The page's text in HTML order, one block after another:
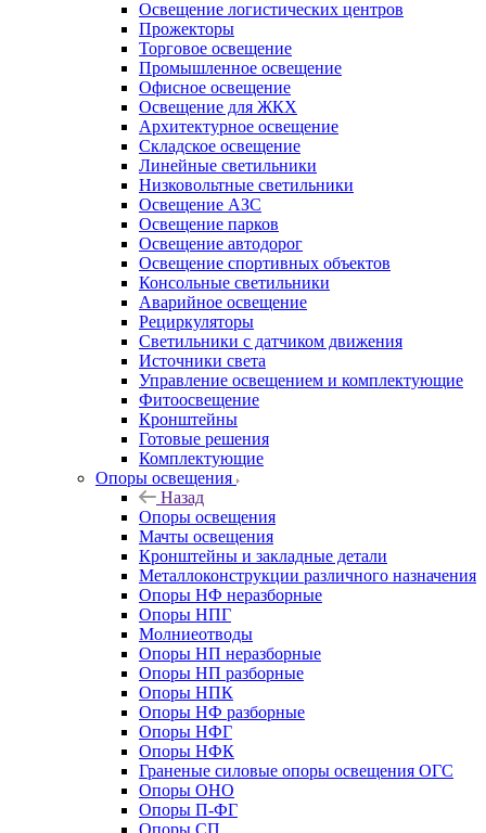
Освещение логистических центров
Прожекторы
Торговое освещение
Промышленное освещение
Офисное освещение
Освещение для ЖКХ
Архитектурное освещение
Складское освещение
Линейные светильники
Низковольтные светильники
Освещение АЗС
Освещение парков
Освещение автодорог
Освещение спортивных объектов
Консольные светильники
Аварийное освещение
Рециркуляторы
Светильники с датчиком движения
Источники света
Управление освещением и комплектующие
Фитоосвещение
Кронштейны
Готовые решения
Комплектующие
Опоры освещения
Назад
Опоры освещения
Мачты освещения
Кронштейны и закладные детали
Металлоконструкции различного назначения
Опоры НФ неразборные
Опоры НПГ
Молниеотводы
Опоры НП неразборные
Опоры НП разборные
Опоры НПК
Опоры НФ разборные
Опоры НФГ
Опоры НФК
Граненые силовые опоры освещения ОГС
Опоры ОНО
Опоры П-ФГ
Опоры СП